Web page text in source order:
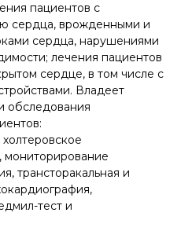
пациентов с
сердца, врожденными и
сердца, нарушениями
лечения пациентов
сердце, в том числе с
Владеет
обследования
трансторакальная и
тест и